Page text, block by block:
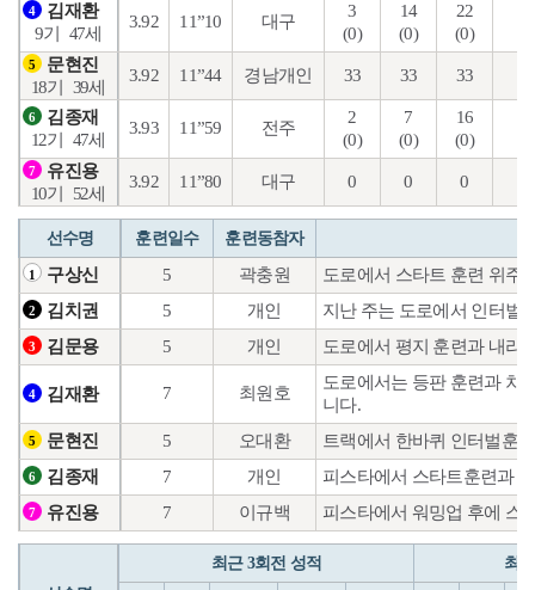
4
김재환
9기
47세
3.92 11”10 대구
3
(0)
14
(0)
22
(0)
5
문현진
18기
39세
3.92 11”44 경남개인 33 33 33
6
김종재
12기
47세
3.93 11”59 전주
2
(0)
7
(0)
16
(0)
7
유진용
10기
52세
3.92 11”80 대구 0 0 0
선수명 훈련일수 훈련동참자
1 구상신 5 곽충원 도로에서 스타트 훈련 위주
2 김치권 5 개인 지난 주는 도로에서 인터벌
3 김문용 5 개인 도로에서 평지 훈련과 내리
4 김재환 7 최원호
도로에서는 등판 훈련과 차
니다.
5 문현진 5 오대환 트랙에서 한바퀴 인터벌훈
6 김종재 7 개인 피스타에서 스타트훈련과
7 유진용 7 이규백 피스타에서 워밍업 후에 스
최근 3회전 성적 최